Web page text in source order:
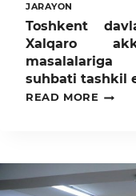
JARAYON
Toshkent
Xalqaro
suhbati tashkil
READ MORE
TOSHKENT
O‘TISH
MASALALARIGA